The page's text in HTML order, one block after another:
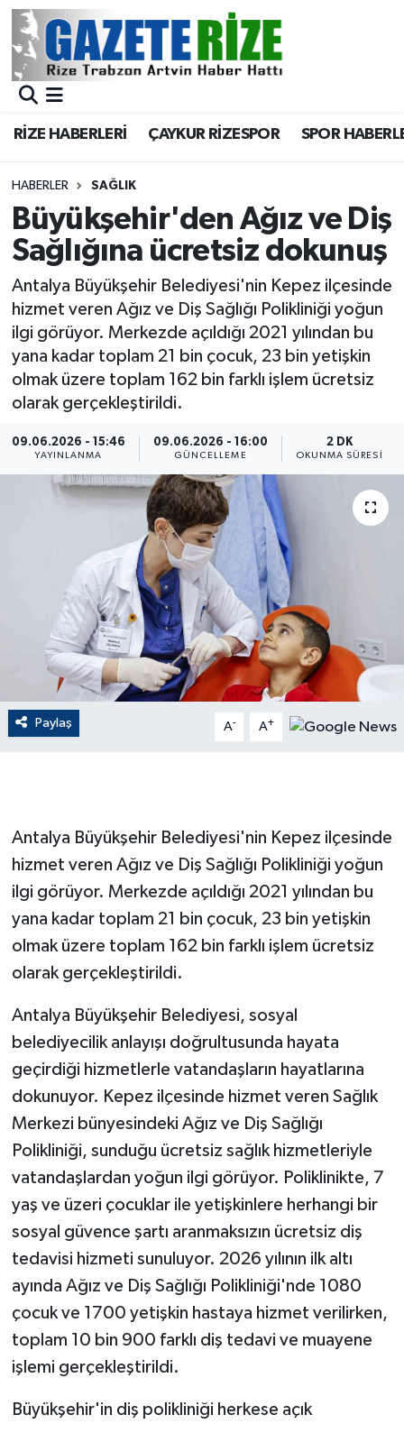
RİZE HABERLERİ ÇAYKUR RİZESPOR SPOR
HABERLER SAĞLIK
Büyükşehir'den Ağız ve Diş
Sağlığına ücretsiz dokunuş
Antalya Büyükşehir Belediyesi'nin Kepez ilçesinde
hizmet veren Ağız ve Diş Sağlığı Polikliniği yoğun
ilgi görüyor. Merkezde açıldığı 2021 yılından bu
yana kadar toplam 21 bin çocuk, 23 bin yetişkin
olmak üzere toplam 162 bin farklı işlem ücretsiz
olarak gerçekleştirildi.
09.06.2026 - 15:46
YAYINLANMA
09.06.2026 - 16:00
GÜNCELLEME
2 DK
OKUNMA SÜRESI
Paylaş A- A+
Antalya Büyükşehir Belediyesi'nin Kepez ilçesinde
hizmet veren Ağız ve Diş Sağlığı Polikliniği yoğun
ilgi görüyor. Merkezde açıldığı 2021 yılından bu
yana kadar toplam 21 bin çocuk, 23 bin yetişkin
olmak üzere toplam 162 bin farklı işlem ücretsiz
olarak gerçekleştirildi.
Antalya Büyükşehir Belediyesi, sosyal
belediyecilik anlayışı doğrultusunda hayata
geçirdiği hizmetlerle vatandaşların hayatlarına
dokunuyor. Kepez ilçesinde hizmet veren Sağlık
Merkezi bünyesindeki Ağız ve Diş Sağlığı
Polikliniği, sunduğu ücretsiz sağlık hizmetleriyle
vatandaşlardan yoğun ilgi görüyor. Poliklinikte, 7
yaş ve üzeri çocuklar ile yetişkinlere herhangi bir
sosyal güvence şartı aranmaksızın ücretsiz diş
tedavisi hizmeti sunuluyor. 2026 yılının ilk altı
ayında Ağız ve Diş Sağlığı Polikliniği'nde 1080
çocuk ve 1700 yetişkin hastaya hizmet verilirken,
toplam 10 bin 900 farklı diş tedavi ve muayene
işlemi gerçekleştirildi.
Büyükşehir'in diş polikliniği herkese açık
BÖLGEMİZ
Asayiş
Rize Jandarma Komutanlığı
Bilim Teknoloji
Bölge
Advertising news
Canlı Maç
ÇEVRE
Dış Haberler
EĞİTİM
EKONOMİ
English News
Finans
GENEL
GÜNDEM
Güvenlik
İNSAN
İş Dünyası
Jandarma
Kadın
KÜLTÜR SANAT
MAGAZİN
Otomobil
Sağlık
Merkez Nöbetçi Eczaneler
Merkez Trafik Yoğunluk Haritası
Süper Lig Puan Durumu ve Fikstür
Tüm Manşetler
Son Dakika Haberleri
Haber Arşivi